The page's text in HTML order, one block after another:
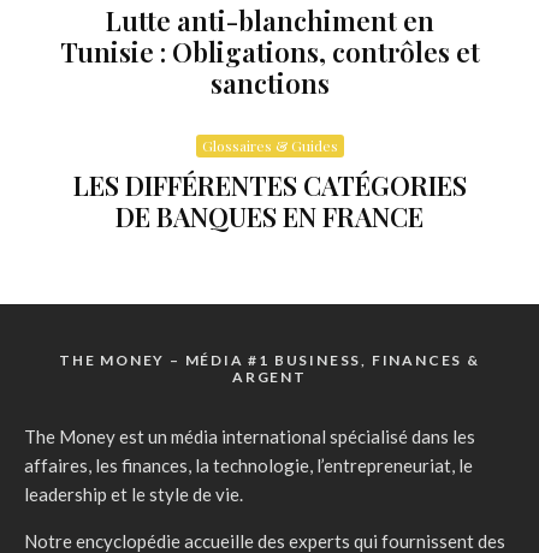
Lutte anti-blanchiment en
Tunisie : Obligations, contrôles et
sanctions
Glossaires & Guides
LES DIFFÉRENTES CATÉGORIES
DE BANQUES EN FRANCE
THE MONEY – MÉDIA #1 BUSINESS, FINANCES &
ARGENT
The Money est un média international spécialisé dans les
affaires, les finances, la technologie, l’entrepreneuriat, le
leadership et le style de vie.
Notre encyclopédie accueille des experts qui fournissent des